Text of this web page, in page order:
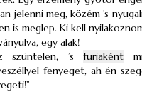
jelenni meg, közém ’s
is meglep. Ki kell
egy alak!
szüntelen, ’sfuriaként
fenyeget, ah én